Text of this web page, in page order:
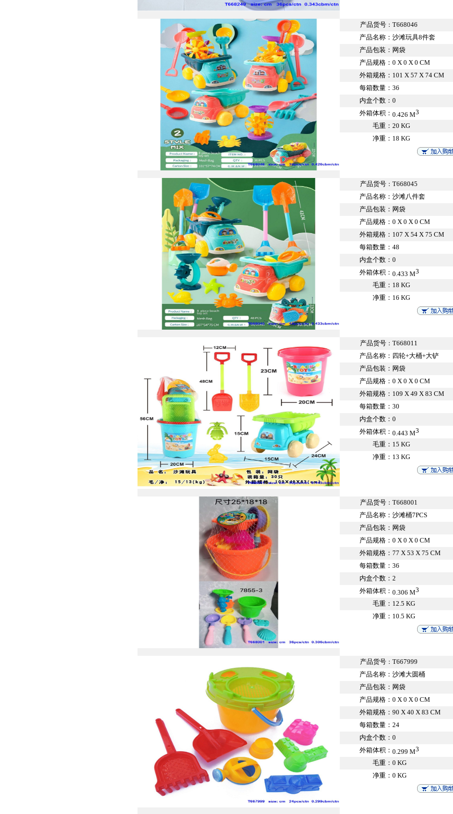
产品货号 ： T668046
产品名称： 沙滩玩具8件套
产品包装： 网袋
产品规格： 0 X 0 X 0 CM
外箱规格： 101 X 57 X 74 CM
每箱数量： 36
内盒个数： 0
外箱体积： 0.426 M3
毛重： 20 KG
净重： 18 KG
产品货号 ： T668045
产品名称： 沙滩八件套
产品包装： 网袋
产品规格： 0 X 0 X 0 CM
外箱规格： 107 X 54 X 75 CM
每箱数量： 48
内盒个数： 0
外箱体积： 0.433 M3
毛重： 18 KG
净重： 16 KG
产品货号 ： T668011
产品名称： 四轮+大桶+大铲
产品包装： 网袋
产品规格： 0 X 0 X 0 CM
外箱规格： 109 X 49 X 83 CM
每箱数量： 30
内盒个数： 0
外箱体积： 0.443 M3
毛重： 15 KG
净重： 13 KG
产品货号 ： T668001
产品名称： 沙滩桶7PCS
产品包装： 网袋
产品规格： 0 X 0 X 0 CM
外箱规格： 77 X 53 X 75 CM
每箱数量： 36
内盒个数： 2
外箱体积： 0.306 M3
毛重： 12.5 KG
净重： 10.5 KG
产品货号 ： T667999
产品名称： 沙滩大圆桶
产品包装： 网袋
产品规格： 0 X 0 X 0 CM
外箱规格： 90 X 40 X 83 CM
每箱数量： 24
内盒个数： 0
外箱体积： 0.299 M3
毛重： 0 KG
净重： 0 KG